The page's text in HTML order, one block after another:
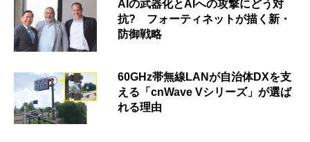
AIの武器化とAIへの攻撃にどう対
抗? フォーティネットが描く新・
防御戦略
60GHz帯無線LANが自治体DXを支
える「cnWave Vシリーズ」が選ば
れる理由